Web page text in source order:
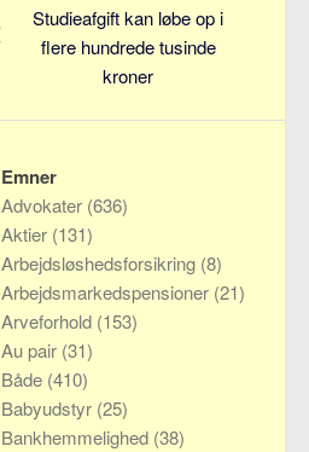
Studieafgift kan løbe op i
flere hundrede tusinde
kroner
Emner
Advokater (636)
Aktier (131)
Arbejdsløshedsforsikring (8)
Arbejdsmarkedspensioner (21)
Arveforhold (153)
Au pair (31)
Både (410)
Babyudstyr (25)
Bankhemmelighed (38)